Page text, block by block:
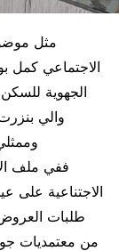
مثل
الاجتماعي كمل
الجهوية للسكن
والي
ففي ملف
الاجتناعية على
من معتمديات